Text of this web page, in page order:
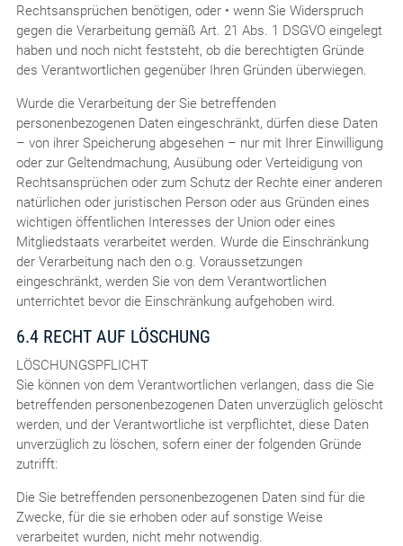
Rechtsansprüchen benötigen, oder • wenn Sie Widerspruch
gegen die Verarbeitung gemäß Art. 21 Abs. 1 DSGVO eingelegt
haben und noch nicht feststeht, ob die berechtigten Gründe
des Verantwortlichen gegenüber Ihren Gründen überwiegen.
Wurde die Verarbeitung der Sie betreffenden
personenbezogenen Daten eingeschränkt, dürfen diese Daten
– von ihrer Speicherung abgesehen – nur mit Ihrer Einwilligung
oder zur Geltendmachung, Ausübung oder Verteidigung von
Rechtsansprüchen oder zum Schutz der Rechte einer anderen
natürlichen oder juristischen Person oder aus Gründen eines
wichtigen öffentlichen Interesses der Union oder eines
Mitgliedstaats verarbeitet werden. Wurde die Einschränkung
der Verarbeitung nach den o.g. Voraussetzungen
eingeschränkt, werden Sie von dem Verantwortlichen
unterrichtet bevor die Einschränkung aufgehoben wird.
6.4 RECHT AUF LÖSCHUNG
LÖSCHUNGSPFLICHT
Sie können von dem Verantwortlichen verlangen, dass die Sie
betreffenden personenbezogenen Daten unverzüglich gelöscht
werden, und der Verantwortliche ist verpflichtet, diese Daten
unverzüglich zu löschen, sofern einer der folgenden Gründe
zutrifft:
Die Sie betreffenden personenbezogenen Daten sind für die
Zwecke, für die sie erhoben oder auf sonstige Weise
verarbeitet wurden, nicht mehr notwendig.